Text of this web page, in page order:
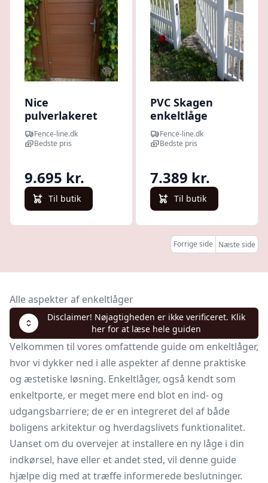
Quick look
Nice
pulverlakeret
sort komposit
enkeltlåge inkl.
højde Brun
180cm
Venstrehængt
Fence-line.dk
Bedste pris
9.695 kr.
Til butik
Quick
PVC Skagen
enkeltlåge
100x150cm -
smalle stave
Fence-line.dk
Bedste pris
7.389 kr.
Til butik
Forrige side Næste side
Alle aspekter af enkeltlåger
Disclaimer! Nøjagtigheden er ikke verificeret. Klik
her for at læse hele guiden
Velkommen til vores omfattende guide om enkeltlåger,
hvor vi dykker ned i alle aspekter af denne praktiske
og æstetiske løsning. Enkeltlåger, også kendt som
enkeltporte, er meget mere end blot en ind- og
udgangsbarriere; de er en integreret del af både
boligens arkitektur og hverdagslivets funktionalitet.
Uanset om du overvejer at installere en ny låge i din
indkørsel, have eller et andet sted, vil denne guide
hjælpe dig med at træffe informerede beslutninger.